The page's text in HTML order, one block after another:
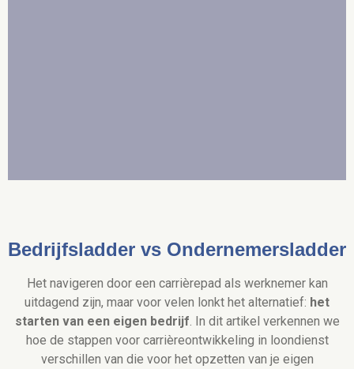
Bedrijfsladder vs Ondernemersladder
Het navigeren door een carrièrepad als werknemer kan
uitdagend zijn, maar voor velen lonkt het alternatief: het
starten van een eigen bedrijf . In dit artikel verkennen we
hoe de stappen voor carrièreontwikkeling in loondienst
verschillen van die voor het opzetten van je eigen